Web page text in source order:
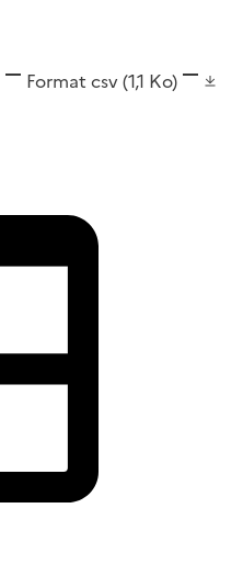
Format csv(1,1 Ko)